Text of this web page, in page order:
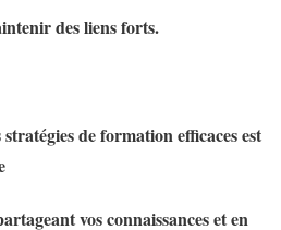
des liens forts.
de formation efficaces est
vos connaissances et en